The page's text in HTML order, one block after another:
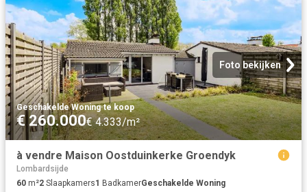
Foto bekijken
Geschakelde Woning·te koop
€ 260.000€ 4.333/m²
à vendre Maison Oostduinkerke Groendyk
Lombardsijde
60 m²2 Slaapkamers1 BadkamerGeschakelde Woning